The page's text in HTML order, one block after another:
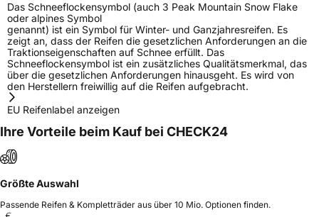
Das Schneeflockensymbol (auch 3 Peak Mountain Snow Flake
oder alpines Symbol
genannt) ist ein Symbol für Winter- und Ganzjahresreifen. Es
zeigt an, dass der Reifen die gesetzlichen Anforderungen an die
Traktionseigenschaften auf Schnee erfüllt. Das
Schneeflockensymbol ist ein zusätzliches Qualitätsmerkmal, das
über die gesetzlichen Anforderungen hinausgeht. Es wird von
den Herstellern freiwillig auf die Reifen aufgebracht.
EU Reifenlabel anzeigen
Ihre Vorteile beim Kauf bei CHECK24
Größte Auswahl
Passende Reifen & Kompletträder aus über 10 Mio. Optionen finden.